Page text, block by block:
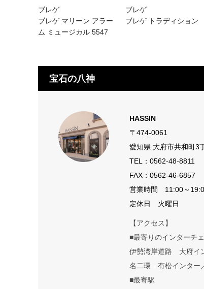
ブレゲ
ブレゲ マリーン アラー
ム ミュージカル 5547
ブレゲ
ブレゲ トラディション
宝石の八神
HASSIN
〒474-0061
愛知県 大府市共和町3
TEL： 0562-48-8811
FAX：0562-46-6857
営業時間 11:00～
定休日 火曜日
【アクセス】
■最寄りのインターチ
伊勢湾岸道路 大府イ
名二環 有松インター
■最寄駅